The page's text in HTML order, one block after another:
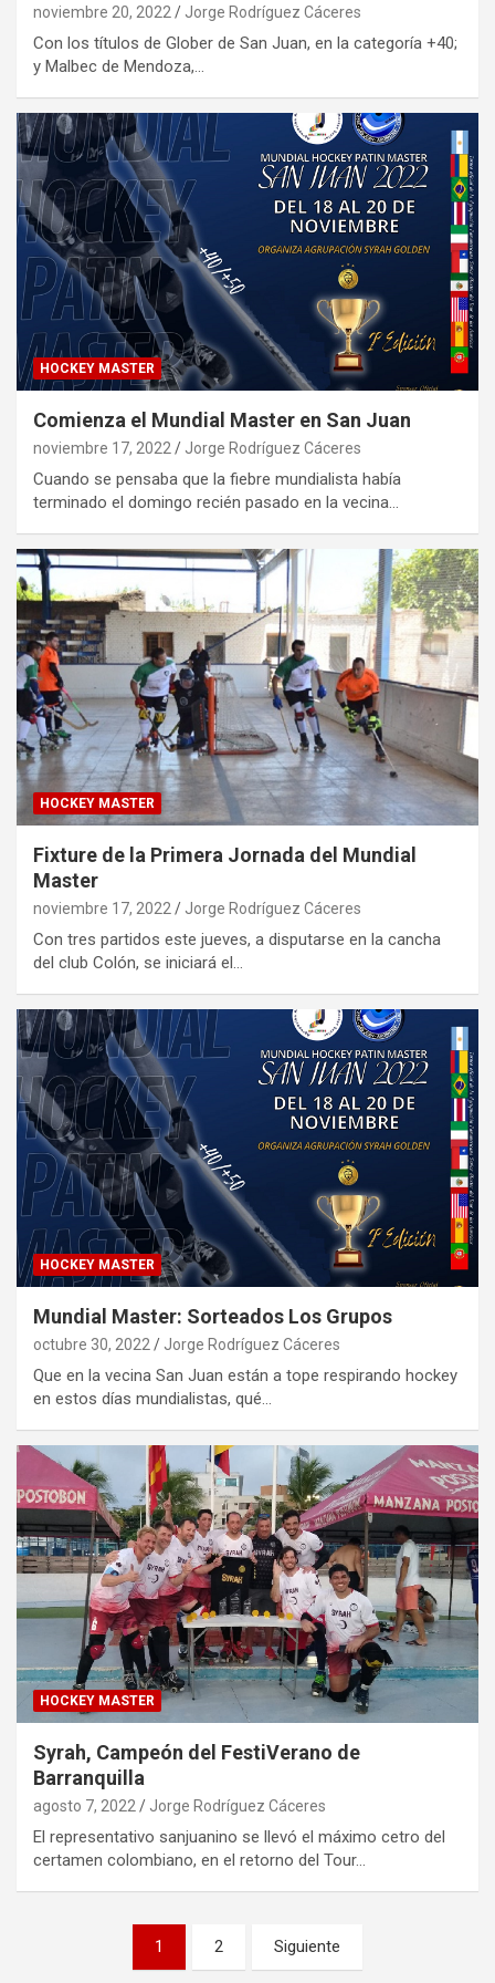
noviembre 20, 2022 Jorge Rodríguez Cáceres
Con los títulos de Glober de San Juan, en la categoría +40;
y Malbec de Mendoza,…
HOCKEY MASTER
Comienza el Mundial Master en San Juan
noviembre 17, 2022 Jorge Rodríguez Cáceres
Cuando se pensaba que la fiebre mundialista había
terminado el domingo recién pasado en la vecina…
HOCKEY MASTER
Fixture de la Primera Jornada del Mundial
Master
noviembre 17, 2022 Jorge Rodríguez Cáceres
Con tres partidos este jueves, a disputarse en la cancha
del club Colón, se iniciará el…
HOCKEY MASTER
Mundial Master: Sorteados Los Grupos
octubre 30, 2022 Jorge Rodríguez Cáceres
Que en la vecina San Juan están a tope respirando hockey
en estos días mundialistas, qué…
HOCKEY MASTER
Syrah, Campeón del FestiVerano de
Barranquilla
agosto 7, 2022 Jorge Rodríguez Cáceres
El representativo sanjuanino se llevó el máximo cetro del
certamen colombiano, en el retorno del Tour…
1 2 Siguiente